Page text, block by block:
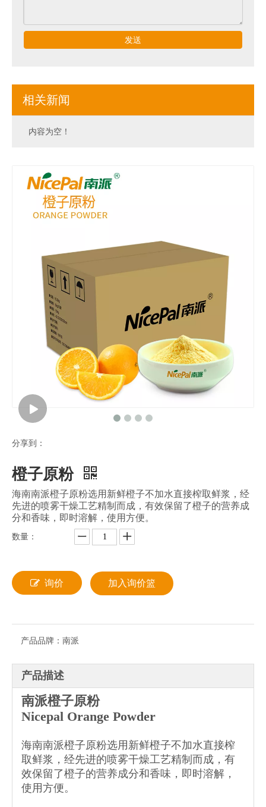
发送
相关新闻
内容为空！
分享到：
橙子原粉
海南南派橙子原粉选用新鲜橙子不加水直接榨取鲜浆，经
先进的喷雾干燥工艺精制而成，有效保留了橙子的营养成
分和香味，即时溶解，使用方便。
数量：
询价 加入询价篮
产品品牌： 南派
产品描述
南派橙子原粉
Nicepal Orange Powder
海南南派橙子原粉选用新鲜橙子不加水直接榨
取鲜浆，经先进的喷雾干燥工艺精制而成，有
效保留了橙子的营养成分和香味，即时溶解，
使用方便。